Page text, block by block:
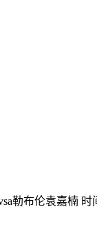
勒布伦袁嘉楠 时